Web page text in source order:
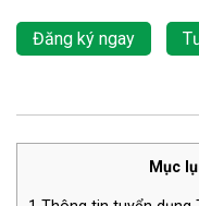
Đăng ký ngay
Mục